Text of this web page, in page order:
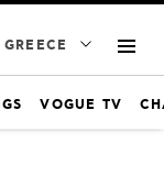
GREECE
VOGUE TV